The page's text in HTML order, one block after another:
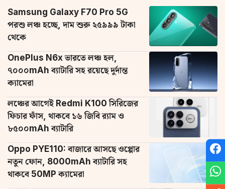
Samsung Galaxy F70 Pro 5G
পরশু লঞ্চ হচ্ছে, দাম শুরু ২৫৯৯৯ টাকা
থেকে
OnePlus N6x ভারতে লঞ্চ হল,
৭০০০mAh ব্যাটারি সহ রয়েছে দুর্দান্ত
ক্যামেরা
লঞ্চের আগেই Redmi K100 সিরিজের
ফিচার ফাঁস, থাকবে ১৬ জিবি র‌্যাম ও
৮৫০০mAh ব্যাটারি
Oppo PYE110: বাজারে আসছে ওপ্পোর
নতুন ফোন, 8000mAh ব্যাটারি সহ
থাকবে 50MP ক্যামেরা